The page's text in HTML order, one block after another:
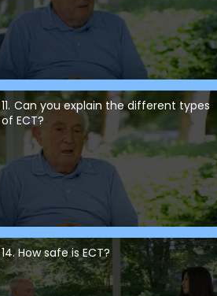
11. Can you explain the different types
of ECT?
14. How safe is ECT?